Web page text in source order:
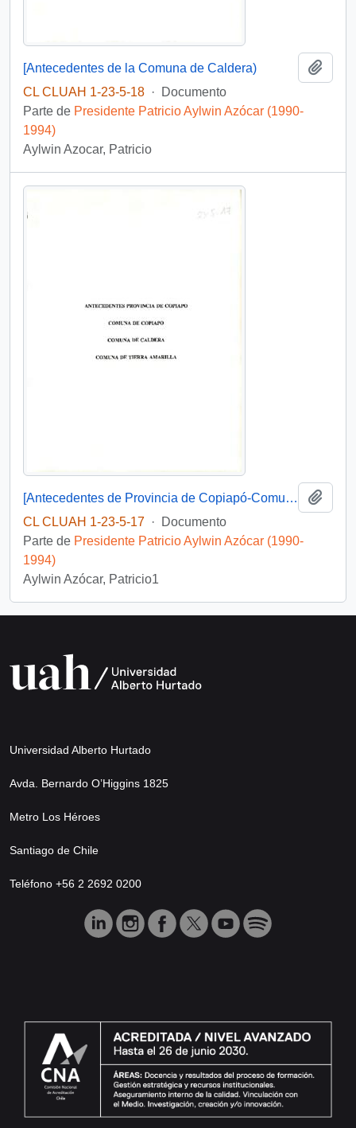
[Antecedentes de la Comuna de Caldera)
CL CLUAH 1-23-5-18 ·
Documento
Parte de Presidente Patricio Aylwin Azócar (1990-
1994)
Aylwin Azocar, Patricio
[Antecedentes de Provincia de Copiapó-Comuna de Copiapó, Caldera. Tierra Amarilla].
CL CLUAH 1-23-5-17 ·
Documento
Parte de Presidente Patricio Aylwin Azócar (1990-
1994)
Aylwin Azócar, Patricio1
Universidad Alberto Hurtado
Avda. Bernardo O’Higgins 1825
Metro Los Héroes
Santiago de Chile
Teléfono +56 2 2692 0200